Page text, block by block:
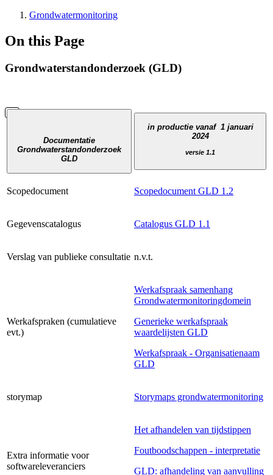
Grondwatermonitoring
On this Page
Grondwaterstandonderzoek (GLD)
Documentatie
Grondwaterstandonderzoek
GLD
in productie vanaf 1 januari
2024
versie 1.1
Scopedocument Scopedocument GLD 1.2
Gegevenscatalogus Catalogus GLD 1.1
Verslag van publieke consultatie n.v.t.
Werkafspraken (cumulatieve
evt.)
Werkafspraak samenhang
Grondwatermonitoringdomein
Generieke werkafspraak
waardelijsten GLD
Werkafspraak - Organisatienaam
GLD
storymap Storymaps grondwatermonitoring
Extra informatie voor
softwareleveranciers
Het afhandelen van tijdstippen
Foutboodschappen - interpretatie
GLD: afhandeling van aanvulling